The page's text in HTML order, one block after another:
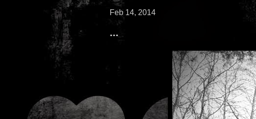
Feb 14, 2014
...